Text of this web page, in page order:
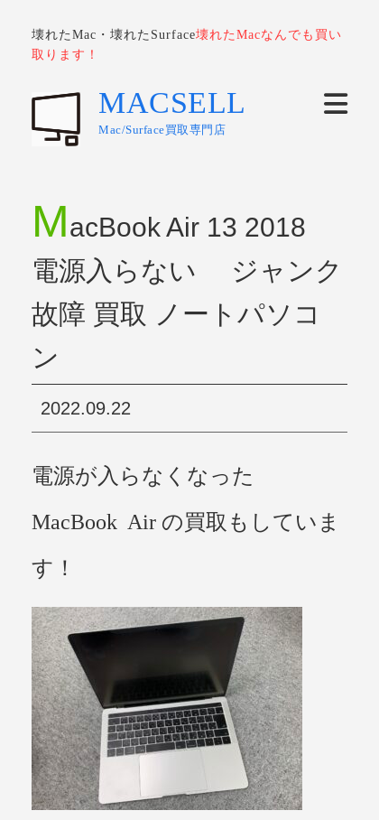
壊れたMac・壊れたSurface壊れたMacなんでも買い
取ります！
MACSELL
Mac/Surface買取専門店
MacBook Air 13 2018
電源入らない ジャンク
故障 買取 ノートパソコ
ン
2022.09.22
電源が入らなくなった
MacBook Air の買取もしていま
す！